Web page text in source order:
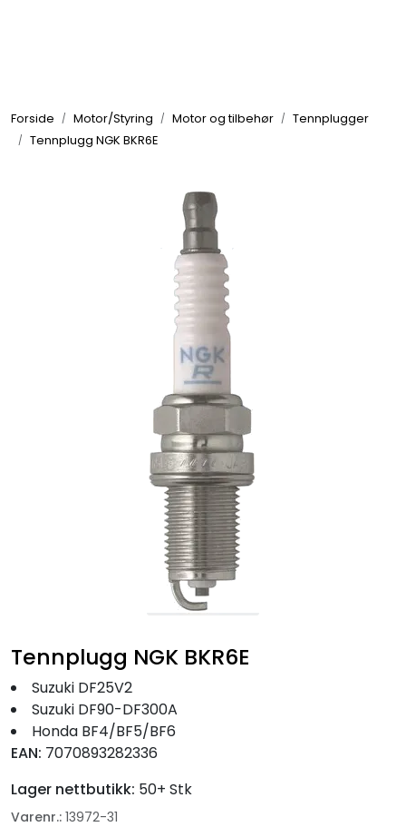
Forside Motor/Styring Motor og tilbehør
Tennplugger
Tennplugg NGK BKR6E
Tennplugg NGK BKR6E
Suzuki DF25V2
Suzuki DF90-DF300A
Honda BF4/BF5/BF6
EAN: 7070893282336
Lager nettbutikk: 50+ Stk
Varenr.: 13972-31
Elektrisk
Fritid/Sikkerhet
Båtpleie/Opplag